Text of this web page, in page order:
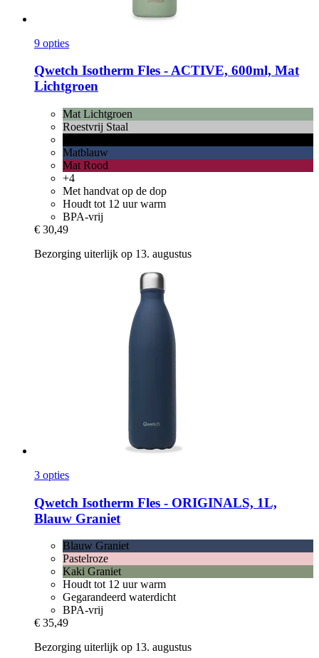
9 opties
Qwetch Isotherm Fles -​ ACTIVE, 600ml, Mat
Lichtgroen
Mat Lichtgroen
Roestvrij Staal
Matblauw
Mat Rood
+4
Met handvat op de dop
Houdt tot 12 uur warm
BPA-vrij
€ 30,49
Bezorging uiterlijk op 13. augustus
3 opties
Qwetch Isotherm Fles -​ ORIGINALS, 1L,
Blauw Graniet
Blauw Graniet
Pastelroze
Kaki Graniet
Houdt tot 12 uur warm
Gegarandeerd waterdicht
BPA-vrij
€ 35,49
Bezorging uiterlijk op 13. augustus